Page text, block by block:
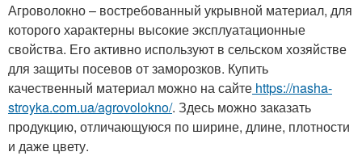
Агроволокно – востребованный укрывной материал, для
которого характерны высокие эксплуатационные
свойства. Его активно используют в сельском хозяйстве
для защиты посевов от заморозков. Купить
качественный материал можно на сайте https://nasha-
stroyka.com.ua/agrovolokno/. Здесь можно заказать
продукцию, отличающуюся по ширине, длине, плотности
и даже цвету.